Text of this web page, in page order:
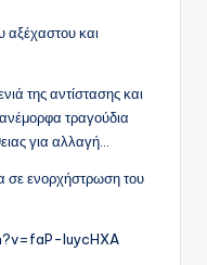
αξέχαστου και
της αντίστασης και
τραγούδια
για αλλαγή…
σε ενορχήστρωση του
luycHXA